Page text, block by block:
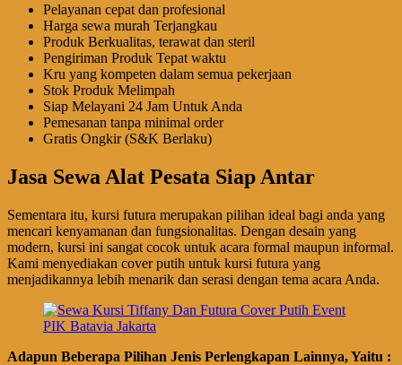
Pelayanan cepat dan profesional
Harga sewa murah Terjangkau
Produk Berkualitas, terawat dan steril
Pengiriman Produk Tepat waktu
Kru yang kompeten dalam semua pekerjaan
Stok Produk Melimpah
Siap Melayani 24 Jam Untuk Anda
Pemesanan tanpa minimal order
Gratis Ongkir (S&K Berlaku)
Jasa Sewa Alat Pesata Siap Antar
Sementara itu, kursi futura merupakan pilihan ideal bagi anda yang
mencari kenyamanan dan fungsionalitas. Dengan desain yang
modern, kursi ini sangat cocok untuk acara formal maupun informal.
Kami menyediakan cover putih untuk kursi futura yang
menjadikannya lebih menarik dan serasi dengan tema acara Anda.
Adapun Beberapa Pilihan Jenis Perlengkapan Lainnya, Yaitu :